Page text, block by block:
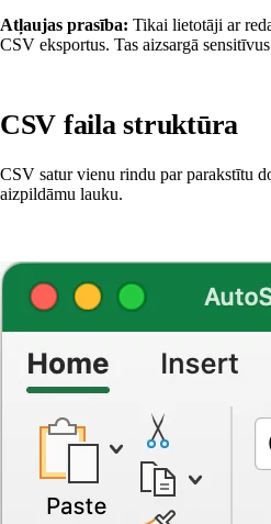
Atļaujas prasība: Tikai lietotāji ar
CSV eksportus. Tas aizsargā
CSV faila struktūra
CSV satur vienu rindu par parakstītu
aizpildāmu lauku.